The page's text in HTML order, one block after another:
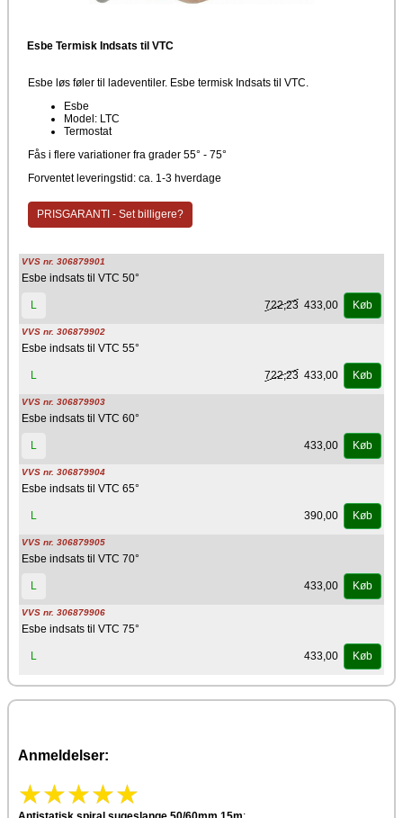
Esbe Termisk Indsats til VTC
Esbe løs føler til ladeventiler. Esbe termisk Indsats til VTC.
Esbe
Model: LTC
Termostat
Fås i flere variationer fra grader 55° - 75°
Forventet leveringstid: ca. 1-3 hverdage
PRISGARANTI - Set billigere?
VVS nr. 306879901
Esbe indsats til VTC 50°
L 722,23 433,00 Køb
VVS nr. 306879902
Esbe indsats til VTC 55°
L 722,23 433,00 Køb
VVS nr. 306879903
Esbe indsats til VTC 60°
L 433,00 Køb
VVS nr. 306879904
Esbe indsats til VTC 65°
L 390,00 Køb
VVS nr. 306879905
Esbe indsats til VTC 70°
L 433,00 Køb
VVS nr. 306879906
Esbe indsats til VTC 75°
L 433,00 Køb
Anmeldelser: